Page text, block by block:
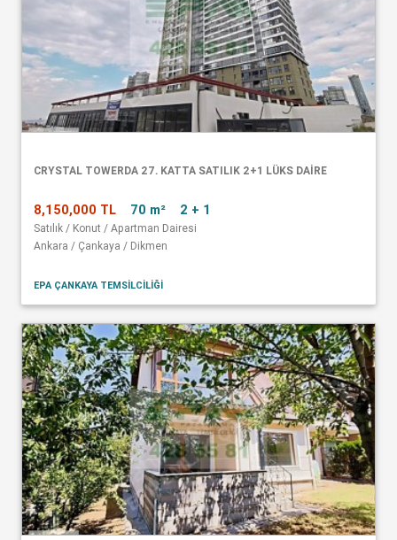
CRYSTAL TOWERDA 27. KATTA SATILIK 2+1 LÜKS DAİRE
8,150,000 TL 70 m² 2 + 1
Satılık / Konut / Apartman Dairesi
Ankara / Çankaya / Dikmen
EPA ÇANKAYA TEMSİLCİLİĞİ